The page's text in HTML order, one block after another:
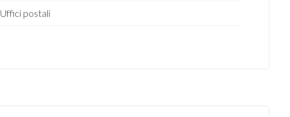
Uffici postali